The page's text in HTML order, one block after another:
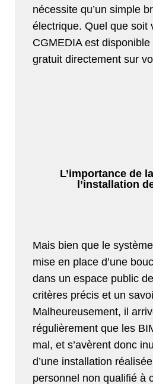
nécessite qu’un simple
électrique. Quel que soit
CGMEDIA est
gratuit directement sur
L’importance de
l’installation
Mais bien que le
mise en place d’une
dans un espace public
critères précis et un
Malheureusement, il
régulièrement que les
mal, et s’avèrent donc
d’une installation
personnel non qualifié à